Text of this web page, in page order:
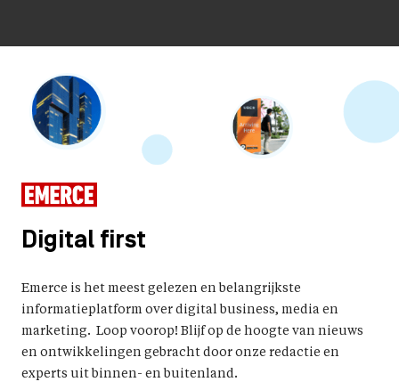
Digital first
Emerce is het meest gelezen en belangrijkste
informatieplatform over digital business, media en
marketing. Loop voorop! Blijf op de hoogte van nieuws
en ontwikkelingen gebracht door onze redactie en
experts uit binnen- en buitenland.